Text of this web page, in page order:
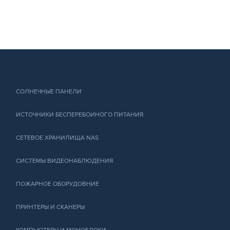
СОЛНЕЧНЫЕ ПАНЕЛИ
ИСТОЧНИКИ БЕСПЕРЕБОИНОГО ПИТАНИЯ
СЕТЕВОЕ ХРАНИЛИЩА NAS
СИСТЕМЫ ВИДЕОНАБЛЮДЕНИЯ
ПОЖАРНОЕ ОБОРУДОВНИЕ
ПРИНТЕРЫ И СКАНЕРЫ